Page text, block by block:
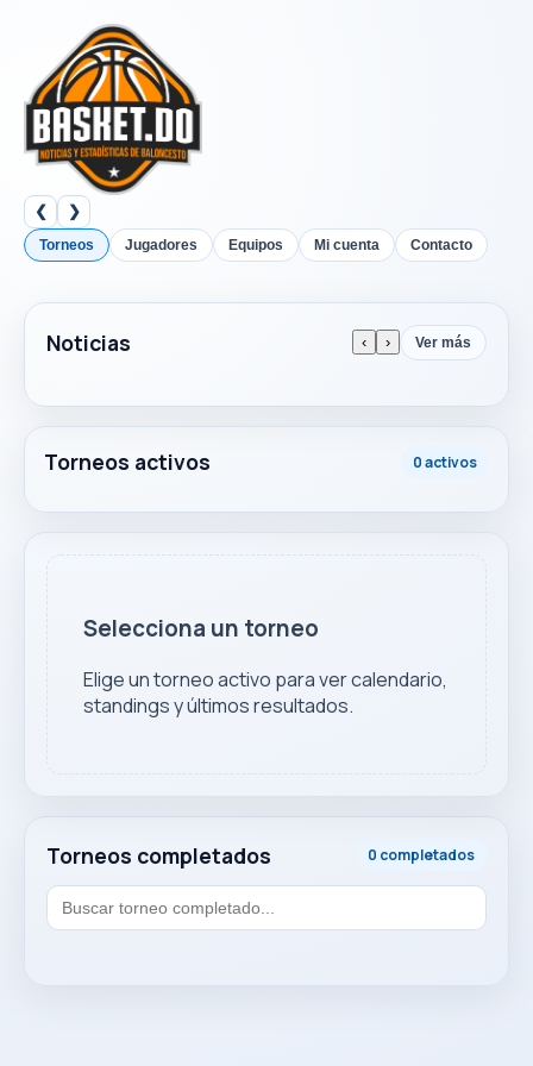
❮ ❯
Torneos Jugadores Equipos Mi cuenta Contacto
Noticias ‹ › Ver más
Torneos activos 0 activos
Torneos completados 0 completados
Selecciona un torneo
Elige un torneo activo para ver calendario,
standings y últimos resultados.